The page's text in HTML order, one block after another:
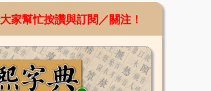
家幫忙按讚與訂閱／關注！